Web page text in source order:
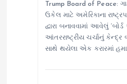
Trump Board of Peace:
ઉકેલ માટે અમેરિકાના
દ્વારા બનાવવામાં આવેલું
આંતરરાષ્ટ્રીય ચર્ચાનું
સાથે થયેલા એક કરારમાં